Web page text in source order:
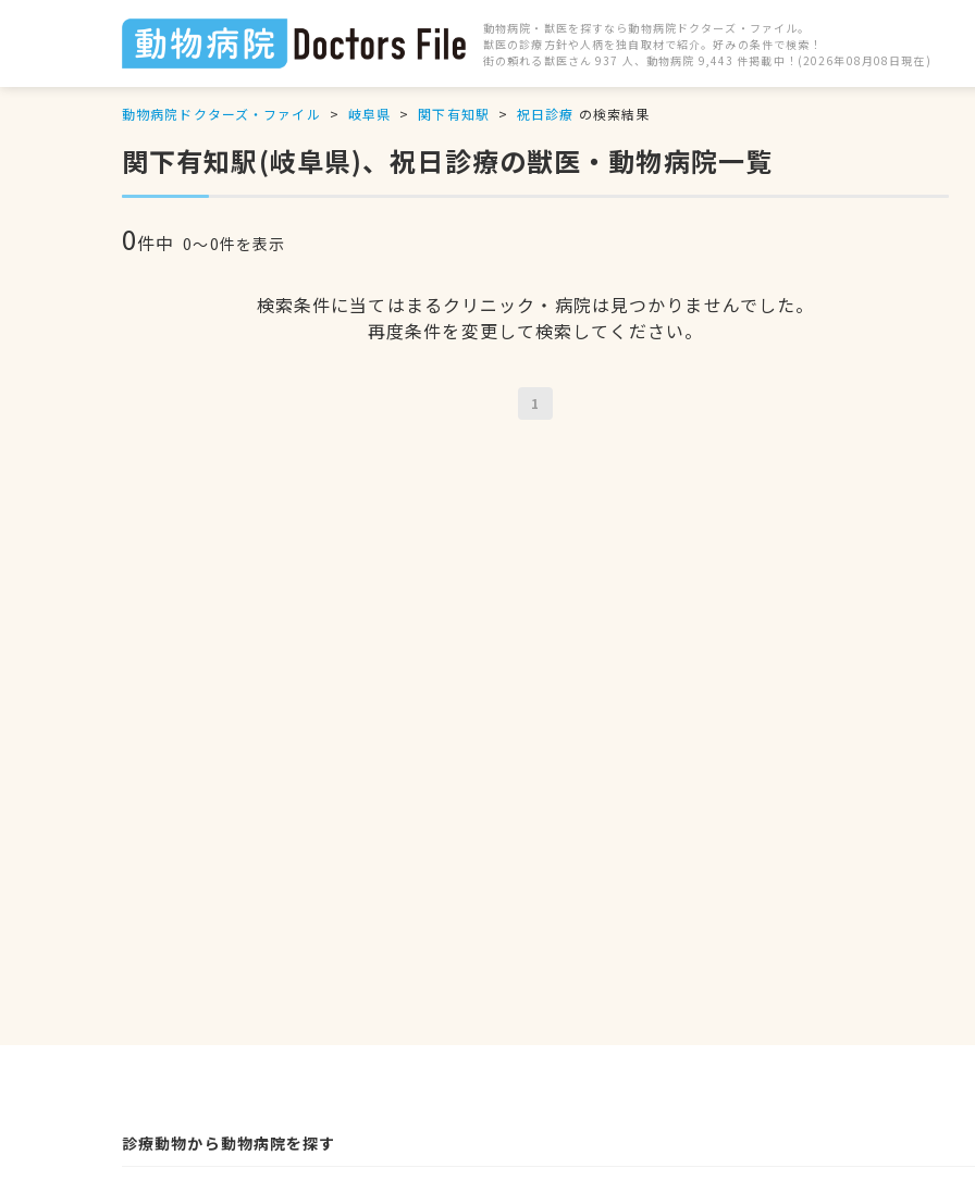
動物病院・獣医を探すなら動物病院ドクターズ・ファイル。
獣医の診療方針や人柄を独自取材で紹介。好みの条件で検索！
街の頼れる獣医さん 937 人、動物病院 9,443 件掲載中！(2026年08月08日現在)
動物病院ドクターズ・ファイル 岐阜県 関下有知駅 祝日診療 の検索結果
関下有知駅(岐阜県)、祝日診療の獣医・動物病院一覧
0件中 0〜0件を表示
検索条件に当てはまるクリニック・病院は見つかりませんでした。
再度条件を変更して検索してください。
1
診療動物から動物病院を探す